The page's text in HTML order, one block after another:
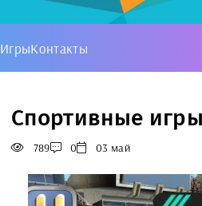
ИгрыКонтакты
Спортивные
789 0 03 май